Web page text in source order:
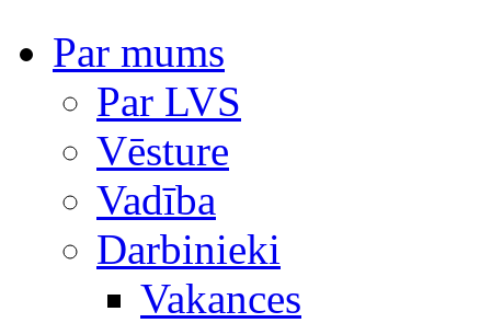
Par mums
Par LVS
Vēsture
Vadība
Darbinieki
Vakances